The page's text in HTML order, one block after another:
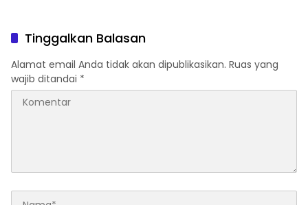
Tinggalkan Balasan
Alamat email Anda tidak akan dipublikasikan. Ruas yang
wajib ditandai *